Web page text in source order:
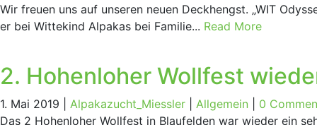
Wir freuen uns auf unseren neuen Deckhengst. „WIT
er bei Wittekind Alpakas bei Familie... Read More
2. Hohen­lo­her Woll­fest
1. Mai 2019 | Alpakazucht_Miessler Allgemein
0
Das 2 Hohenloher Wollfest in Blaufelden war wieder ein